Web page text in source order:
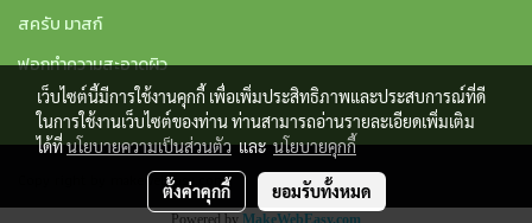
สครับ มาสก์
ฟอกทำความสะอาดผิว
Copy right by makewebeasy.com
Powered by MakeWebEasy.com
เว็บไซต์นี้มีการใช้งานคุกกี้ เพื่อเพิ่มประสิทธิภาพและประสบการณ์ที่ดี
ในการใช้งานเว็บไซต์ของท่าน ท่านสามารถอ่านรายละเอียดเพิ่มเติม
ได้ที่นโยบายความเป็นส่วนตัวและนโยบายคุกกี้
ตั้งค่าคุกกี้ ยอมรับทั้งหมด